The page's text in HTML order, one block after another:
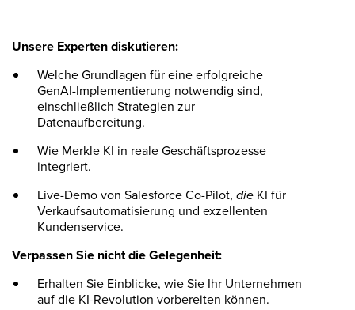
Unsere Experten diskutieren:
Welche Grundlagen für eine erfolgreiche
GenAI-Implementierung notwendig sind,
einschließlich Strategien zur
Datenaufbereitung.
Wie Merkle KI in reale Geschäftsprozesse
integriert.
Live-Demo von Salesforce Co-Pilot, die KI für
Verkaufsautomatisierung und exzellenten
Kundenservice.
Verpassen Sie nicht die Gelegenheit:
Erhalten Sie Einblicke, wie Sie Ihr Unternehmen
auf die KI-Revolution vorbereiten können.